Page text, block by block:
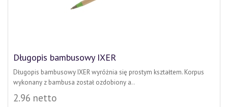
Długopis bambusowy IXER
Długopis bambusowy IXER wyróżnia się prostym kształtem. Korpus
wykonany z bambusa został ozdobiony a..
2.96 netto